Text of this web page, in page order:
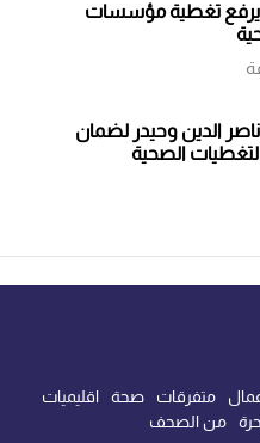
يرفع تغطية مؤسسات
ناصر الدين وحيدر لضمان
الصحية
متفرقات صحة
اقليميات
من الصحف